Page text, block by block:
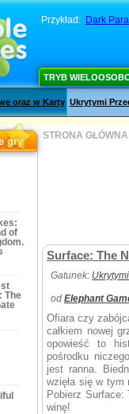
Przykład: Dark
TRYB
oraz w Karty Ukrytymi
gry
of
The
STRONA GŁÓWNA
Surface: The
Gatunek:
od Elephant
Ofiara czy
całkiem nowej
opowieść to
pośrodku
jest ranna.
wzięła się w
Pobierz Surface:
winę!